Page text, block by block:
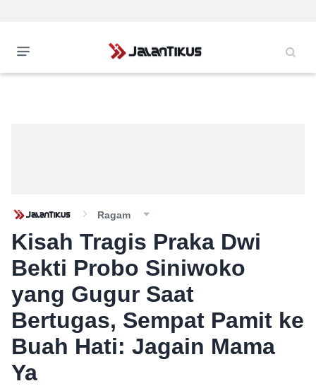
Ragam
Kisah Tragis Praka Dwi
Bekti Probo Siniwoko
yang Gugur Saat
Bertugas, Sempat Pamit ke
Buah Hati: Jagain Mama
Ya